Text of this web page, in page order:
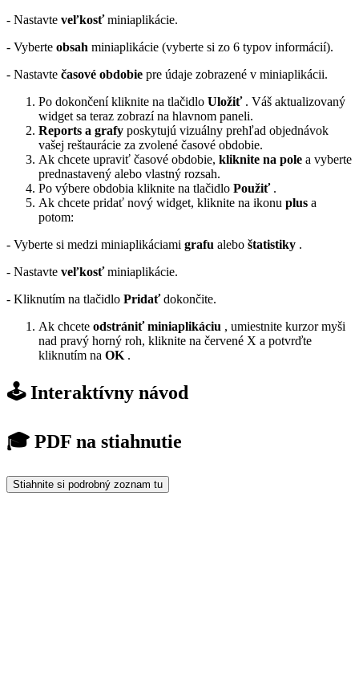
- Nastavte veľkosťminiaplikácie.
- Vyberte obsah miniaplikácie (vyberte si zo 6 typov informácií).
- Nastavte časové obdobie pre údaje zobrazené v miniaplikácii.
Po dokončení kliknite na tlačidlo Uložiť. Váš aktualizovaný
widget sa teraz zobrazí na hlavnom paneli.
Reports a grafy poskytujú vizuálny prehľad objednávok
vašej reštaurácie za zvolené časové obdobie.
Ak chcete upraviť časové obdobie, kliknite na pole a vyberte
prednastavený alebo vlastný rozsah.
Po výbere obdobia kliknite na tlačidlo Použiť.
Ak chcete pridať nový widget, kliknite na ikonu plus a
potom:
- Vyberte si medzi miniaplikáciami grafu alebo štatistiky .
- Nastavte veľkosťminiaplikácie.
- Kliknutím na tlačidlo Pridaťdokončite.
Ak chcete odstrániť miniaplikáciu , umiestnite kurzor myši
nad pravý horný roh, kliknite na červené X a potvrďte
kliknutím na OK .
🕹️ Interaktívny návod
🎓 PDF na stiahnutie
Stiahnite si podrobný zoznam tu